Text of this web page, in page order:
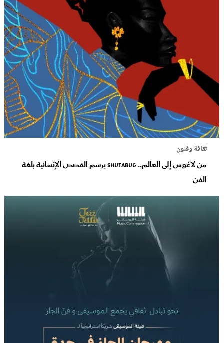
ثقافة وفنون
من لاغوس إلى العالم.. Shutabug يرسم القصص الإنسانية بلغة
الفن